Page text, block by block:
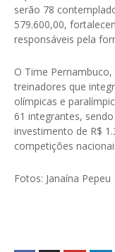
serão 78
579.600,00,
responsáveis pela
O Time
treinadores que
olímpicas e
61 integrantes,
investimento de R$
competições
Fotos: Janaína Pepeu